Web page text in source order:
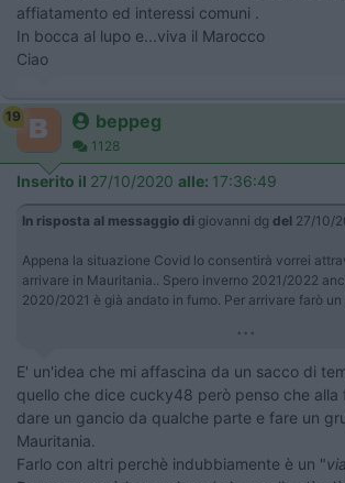
affiatamento ed interessi comuni .
In bocca al lupo e...viva il Marocco
Ciao
19 beppeg
1128
Inserito il 27/10/2020 alle: 17:36:49
In risposta al messaggio di giovanni dg del 27/10/
Appena la situazione Covid lo consentirà vorrei
arrivare in Mauritania.. Spero inverno 2021/2022
2020/2021 è già andato in fumo. Per arrivare farò
...
E' un'idea che mi affascina da un sacco di
quello che dice cucky48 però penso che alla
dare un gancio da qualche parte e fare un
Mauritania.
Farlo con altri perchè indubbiamente è un "